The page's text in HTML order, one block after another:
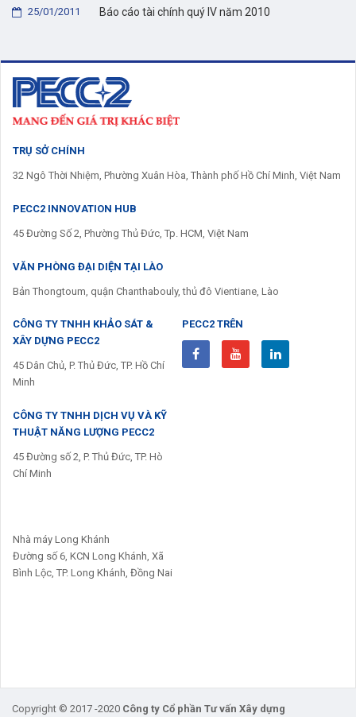
Báo cáo tài chính quý IV năm 2010
25/01/2011
TRỤ SỞ CHÍNH
32 Ngô Thời Nhiệm, Phường Xuân Hòa, Thành phố Hồ Chí Minh, Việt Nam
PECC2 INNOVATION HUB
45 Đường Số 2, Phường Thủ Đức, Tp. HCM, Việt Nam
VĂN PHÒNG ĐẠI DIỆN TẠI LÀO
Bản Thongtoum, quận Chanthabouly, thủ đô Vientiane, Lào
CÔNG TY TNHH KHẢO SÁT &
XÂY DỰNG PECC2
45 Dân Chủ, P. Thủ Đức, TP. Hồ Chí
Minh
CÔNG TY TNHH DỊCH VỤ VÀ KỸ
THUẬT NĂNG LƯỢNG PECC2
45 Đường số 2, P. Thủ Đức, TP. Hò
Chí Minh
Nhà máy Long Khánh
Đường số 6, KCN Long Khánh, Xã
Bình Lộc, TP. Long Khánh, Đồng Nai
PECC2 TRÊN
Copyright © 2017 -2020 Công ty Cổ phần Tư vấn Xây dựng